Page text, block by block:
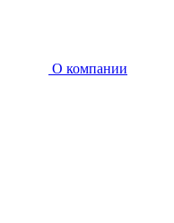
О компании